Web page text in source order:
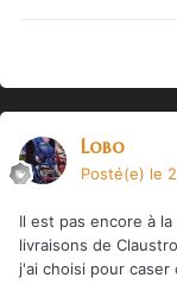
Lobo
Posté(e) le
Il est pas encore à
livraisons de
j'ai choisi pour caser